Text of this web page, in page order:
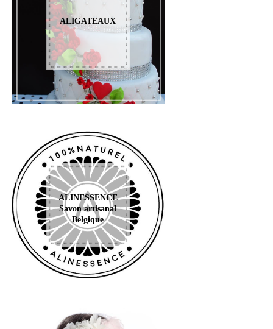
ALIGATEAUX
ALINESSENCE
Savon artisanal
Belgique